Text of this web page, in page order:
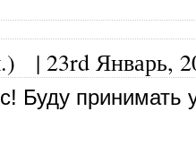
| 23rd Январь,
Буду принимать